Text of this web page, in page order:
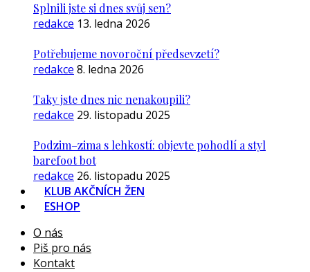
Splnili jste si dnes svůj sen?
redakce 13. ledna 2026
Potřebujeme novoroční předsevzetí?
redakce 8. ledna 2026
Taky jste dnes nic nenakoupili?
redakce 29. listopadu 2025
Podzim–zima s lehkostí: objevte pohodlí a styl
barefoot bot
redakce 26. listopadu 2025
KLUB AKČNÍCH ŽEN
ESHOP
O nás
Piš pro nás
Kontakt